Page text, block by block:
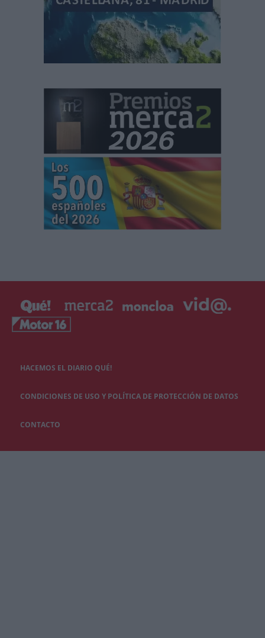
HACEMOS EL DIARIO QUÉ!
CONDICIONES DE USO Y POLÍTICA DE PROTECCIÓN DE DATOS
CONTACTO